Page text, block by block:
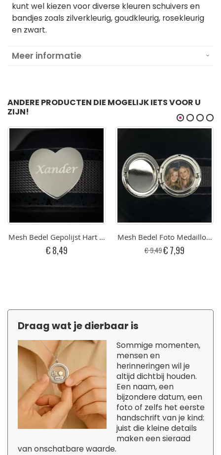
kunt wel kiezen voor diverse kleuren schuivers en
bandjes zoals zilverkleurig, goudkleurig, rosekleurig
en zwart.
Meer informatie
ANDERE PRODUCTEN DIE MOGELIJK IETS VOOR U
ZIJN!
Mesh Bedel Gepolijst Hart Met Gravure Graveren RVS
€ 8,49
Mesh Bedel Foto Medaillon
€ 9,49Speciale
prijs
€ 7,99
Draag wat je dierbaar is
Sommige momenten,
mensen en
herinneringen wil je
altijd dichtbij houden.
Een naam, een
bijzondere datum, een
foto of zelfs het eerste
handschrift van je kind:
juist die kleine details
maken een sieraad
van onschatbare waarde.